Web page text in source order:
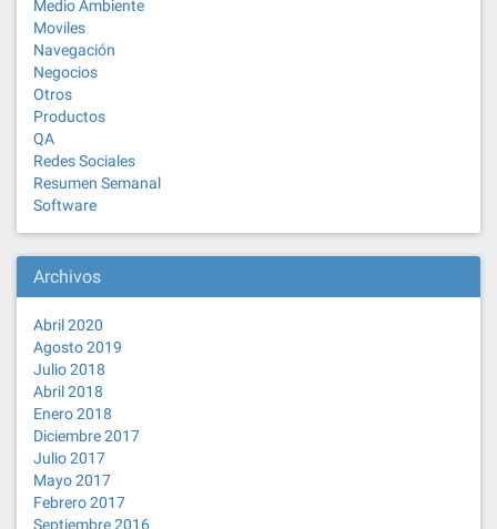
Medio Ambiente
Moviles
Navegación
Negocios
Otros
Productos
QA
Redes Sociales
Resumen Semanal
Software
Archivos
Abril 2020
Agosto 2019
Julio 2018
Abril 2018
Enero 2018
Diciembre 2017
Julio 2017
Mayo 2017
Febrero 2017
Septiembre 2016